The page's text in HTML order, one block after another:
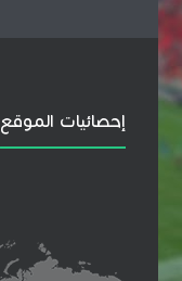
إحصائيات الموقع